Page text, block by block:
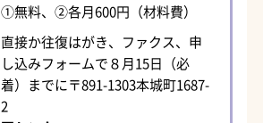
①無料、②各月600円（材料費）
直接か往復はがき、ファクス、申
し込みフォームで８月15日（必
着）までに〒891-1303本城町1687-
2